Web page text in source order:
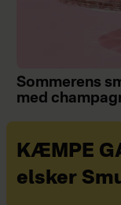
Sommerens
med
KÆMPE
elsker